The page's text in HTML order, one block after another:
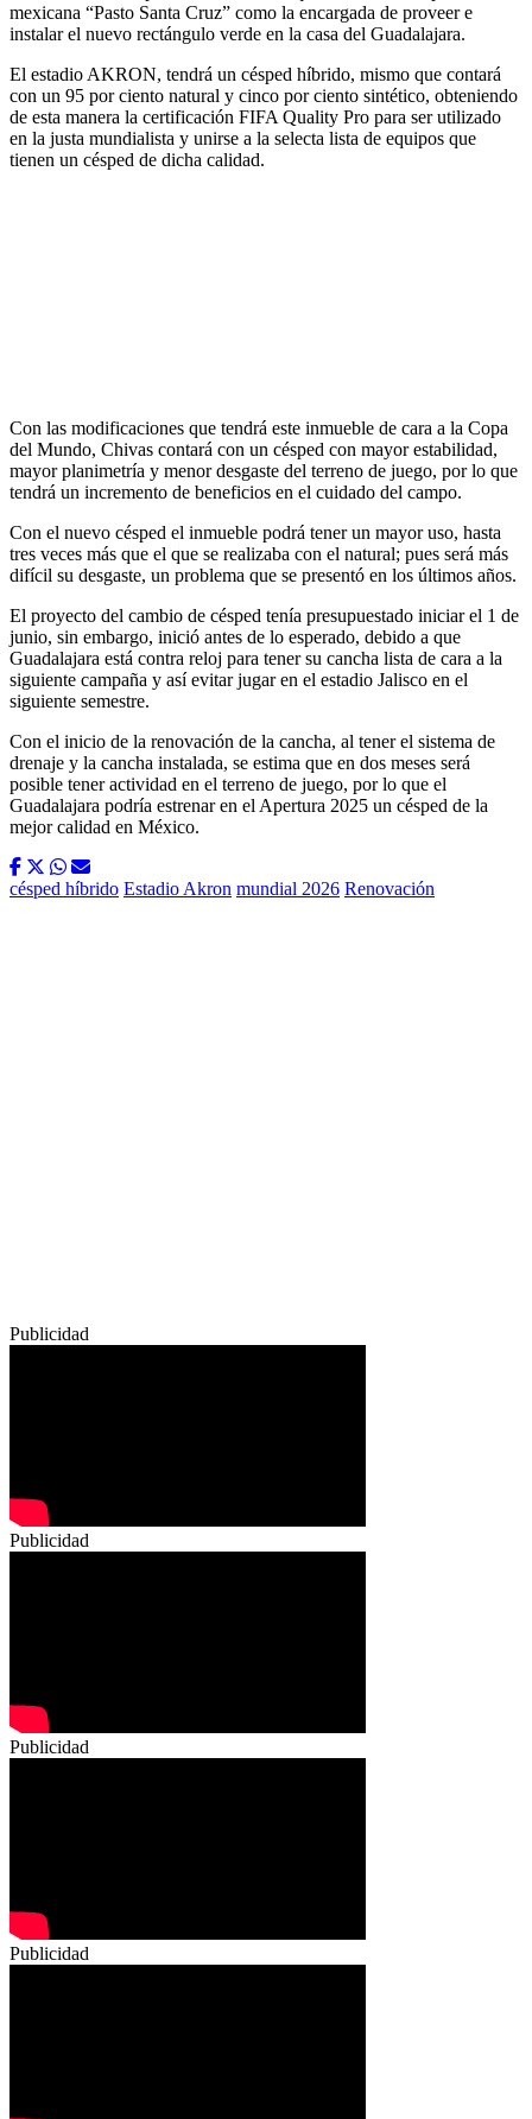
mexicana “Pasto Santa Cruz” como la encargada de proveer e
instalar el nuevo rectángulo verde en la casa del Guadalajara.
El estadio AKRON, tendrá un césped híbrido, mismo que contará
con un 95 por ciento natural y cinco por ciento sintético, obteniendo
de esta manera la certificación FIFA Quality Pro para ser utilizado
en la justa mundialista y unirse a la selecta lista de equipos que
tienen un césped de dicha calidad.
Con las modificaciones que tendrá este inmueble de cara a la Copa
del Mundo, Chivas contará con un césped con mayor estabilidad,
mayor planimetría y menor desgaste del terreno de juego, por lo que
tendrá un incremento de beneficios en el cuidado del campo.
Con el nuevo césped el inmueble podrá tener un mayor uso, hasta
tres veces más que el que se realizaba con el natural; pues será más
difícil su desgaste, un problema que se presentó en los últimos años.
El proyecto del cambio de césped tenía presupuestado iniciar el 1 de
junio, sin embargo, inició antes de lo esperado, debido a que
Guadalajara está contra reloj para tener su cancha lista de cara a la
siguiente campaña y así evitar jugar en el estadio Jalisco en el
siguiente semestre.
Con el inicio de la renovación de la cancha, al tener el sistema de
drenaje y la cancha instalada, se estima que en dos meses será
posible tener actividad en el terreno de juego, por lo que el
Guadalajara podría estrenar en el Apertura 2025 un césped de la
mejor calidad en México.
césped híbrido Estadio Akron mundial 2026 Renovación
Publicidad
Publicidad
Publicidad
Publicidad